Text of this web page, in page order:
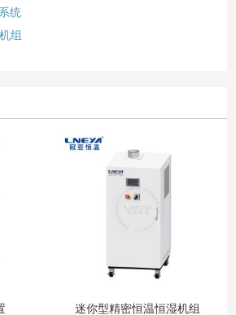
统
组
迷你型精密恒温恒湿机组